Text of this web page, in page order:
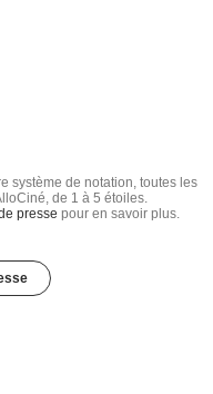
système de notation, toutes les
de 1 à 5 étoiles.
presse pour en savoir plus.